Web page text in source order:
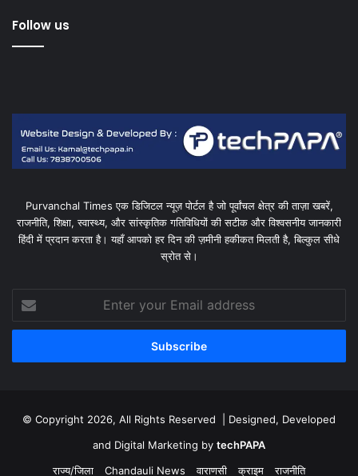
Follow us
Purvanchal Times एक डिजिटल न्यूज़ पोर्टल है जो पूर्वांचल क्षेत्र की ताज़ा खबरें,
राजनीति, शिक्षा, स्वास्थ्य, और सांस्कृतिक गतिविधियों की सटीक और विश्वसनीय जानकारी
हिंदी में प्रदान करता है। यहाँ आपको हर दिन की ज़मीनी हकीकत मिलती है, बिल्कुल सीधे
स्रोत से।
your
Email
© Copyright 2026, All Rights Reserved | Designed, Developed
and Digital Marketing by techPAPA
राज्य/जिला
Chandauli News वाराणसी क्राइम राजनीति